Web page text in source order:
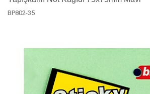
BP802-35